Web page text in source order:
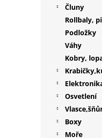
Čluny
Rollbaly,
Podložky
Váhy
Kobry,
Osvetlení
Boxy
Moře